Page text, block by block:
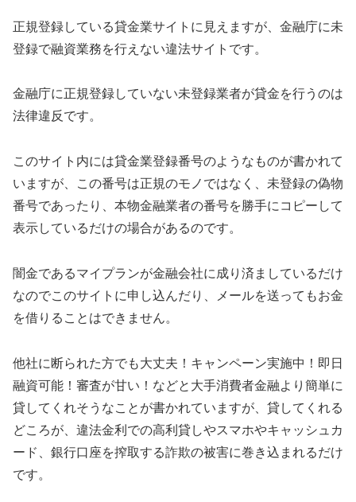
正規登録している貸金業サイトに見えますが、金融庁に未
登録で融資業務を行えない違法サイトです。
金融庁に正規登録していない未登録業者が貸金を行うのは
法律違反です。
このサイト内には貸金業登録番号のようなものが書かれて
いますが、この番号は正規のモノではなく、未登録の偽物
番号であったり、本物金融業者の番号を勝手にコピーして
表示しているだけの場合があるのです。
闇金であるマイプランが金融会社に成り済ましているだけ
なのでこのサイトに申し込んだり、メールを送ってもお金
を借りることはできません。
他社に断られた方でも大丈夫！キャンペーン実施中！即日
融資可能！審査が甘い！などと大手消費者金融より簡単に
貸してくれそうなことが書かれていますが、貸してくれる
どころが、違法金利での高利貸しやスマホやキャッシュカ
ード、銀行口座を搾取する詐欺の被害に巻き込まれるだけ
です。